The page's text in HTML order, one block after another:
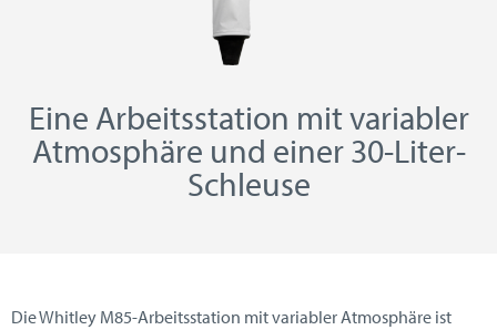
Eine Arbeitsstation mit variabler
Atmosphäre und einer 30-Liter-
Schleuse
Die Whitley M85-Arbeitsstation mit variabler Atmosphäre ist